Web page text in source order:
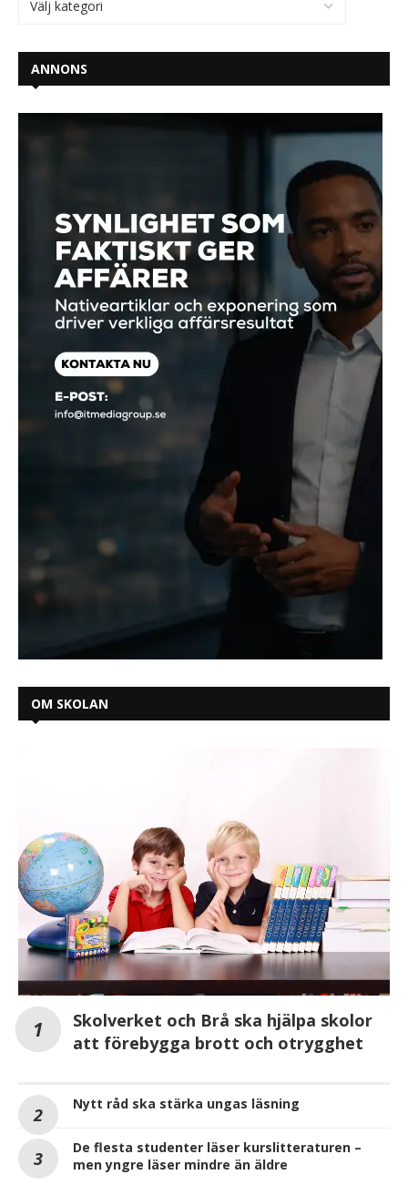
ANNONS
OM SKOLAN
Skolverket och Brå ska hjälpa skolor
att förebygga brott och otrygghet
Nytt råd ska stärka ungas läsning
De flesta studenter läser kurslitteraturen –
men yngre läser mindre än äldre